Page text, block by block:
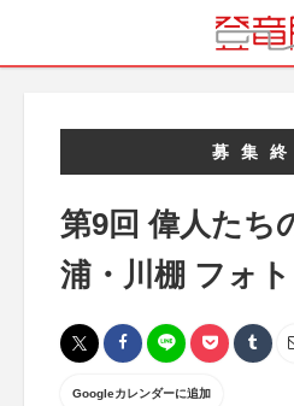
募集
第9回 偉人たち
浦・川棚 フォ
Googleカレンダーに追加